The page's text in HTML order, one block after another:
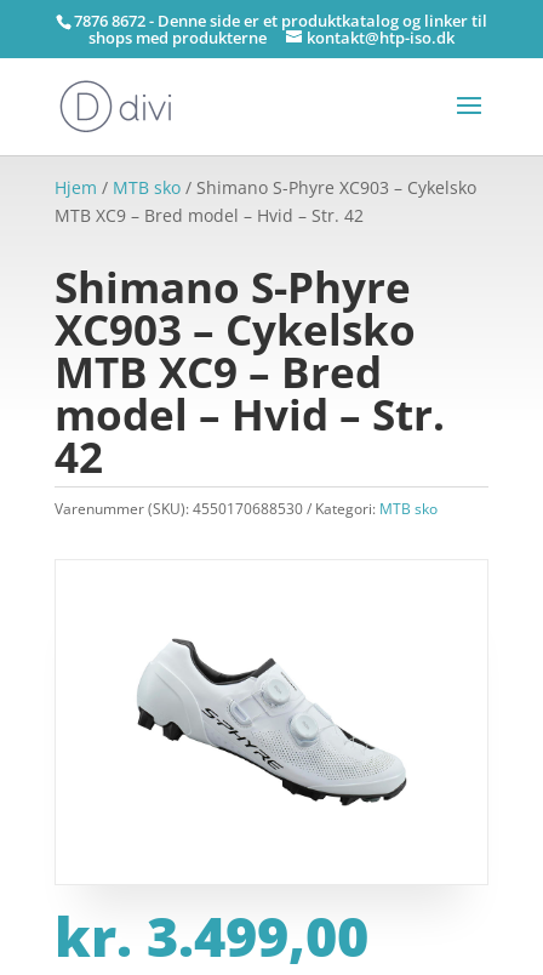
7876 8672 - Denne side er et produktkatalog og linker til
shops med produkterne kontakt@htp-iso.dk
Hjem / MTB sko/ Shimano S-Phyre XC903 – Cykelsko
MTB XC9 – Bred model – Hvid – Str. 42
Shimano S-Phyre
XC903 – Cykelsko
MTB XC9 – Bred
model – Hvid – Str.
42
Varenummer (SKU):4550170688530 Kategori: MTB sko
kr. 3.499,00